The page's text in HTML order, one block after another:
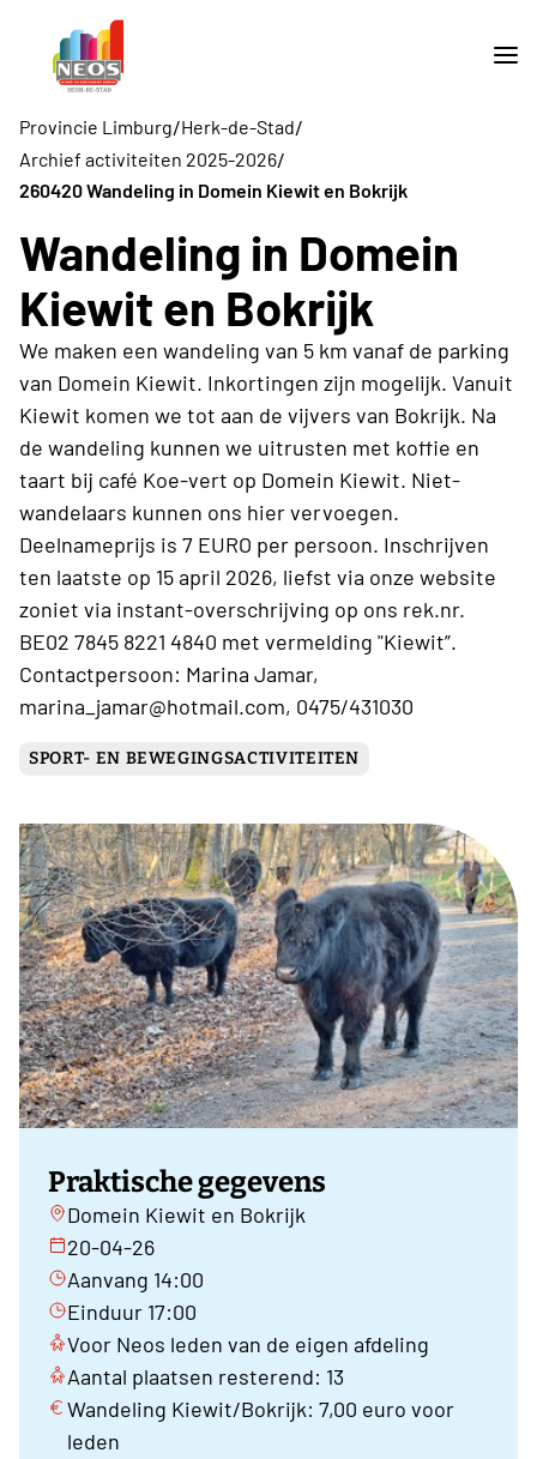
Provincie Limburg/Herk-de-Stad/
Archief activiteiten 2025-2026/
260420 Wandeling in Domein Kiewit en Bokrijk
Wandeling in Domein
Kiewit en Bokrijk
We maken een wandeling van 5 km vanaf de parking
van Domein Kiewit. Inkortingen zijn mogelijk. Vanuit
Kiewit komen we tot aan de vijvers van Bokrijk. Na
de wandeling kunnen we uitrusten met koffie en
taart bij café Koe-vert op Domein Kiewit. Niet-
wandelaars kunnen ons hier vervoegen.
Deelnameprijs is 7 EURO per persoon. Inschrijven
ten laatste op 15 april 2026, liefst via onze website
zoniet via instant-overschrijving op ons rek.nr.
BE02 7845 8221 4840 met vermelding "Kiewit”.
Contactpersoon: Marina Jamar,
marina_jamar@hotmail.com, 0475/431030
SPORT- EN BEWEGINGSACTIVITEITEN
Praktische gegevens
Domein Kiewit en Bokrijk
20-04-26
Aanvang 14:00
Einduur 17:00
Voor Neos leden van de eigen afdeling
Aantal plaatsen resterend: 13
Wandeling Kiewit/Bokrijk: 7,00 euro voor
leden